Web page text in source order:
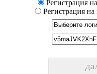
Регистрация
Регистрация